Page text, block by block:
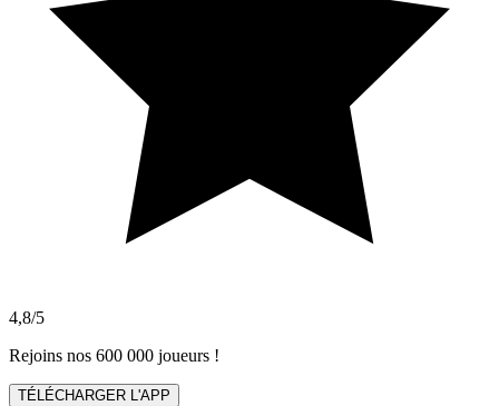
4,8/5
Rejoins nos 600 000 joueurs !
TÉLÉCHARGER L'APP